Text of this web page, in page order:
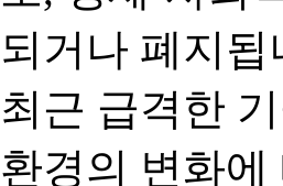
되거나 폐지됩
최근 급격한
환경의 변화